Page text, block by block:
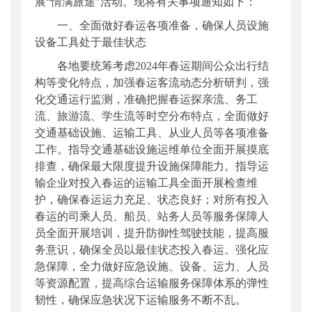
一、全面做好春运各项准备，确保人员设施
设备工具处于最佳状态
各地要统筹考虑2024年春运期间公众出行结
构等变化特点，加强春运客流动态分析研判，强
化交通运行监测，准确把握春运探亲流、务工
流、旅游流、学生流等时空分布特点，全面做好
交通基础设施、运输工具、从业人员等各项准备
工作。指导交通基础设施运维单位全面开展摸底
排查，确保最大限度提升设施保障能力。指导运
输企业对投入春运的运输工具全面开展检查维
护，确保春运运力充足、状态良好；对所有投入
春运的司乘人员、船员、站务人员等服务保障人
员全面开展培训，提升防御性驾驶技能，提高服
务意识，确保全员以最佳状态投入春运。强化应
急保障，全力做好应急设施、设备、运力、人员
等资源配置，提高综合运输服务保障体系的弹性
韧性，确保应急状况下运输服务不断不乱。